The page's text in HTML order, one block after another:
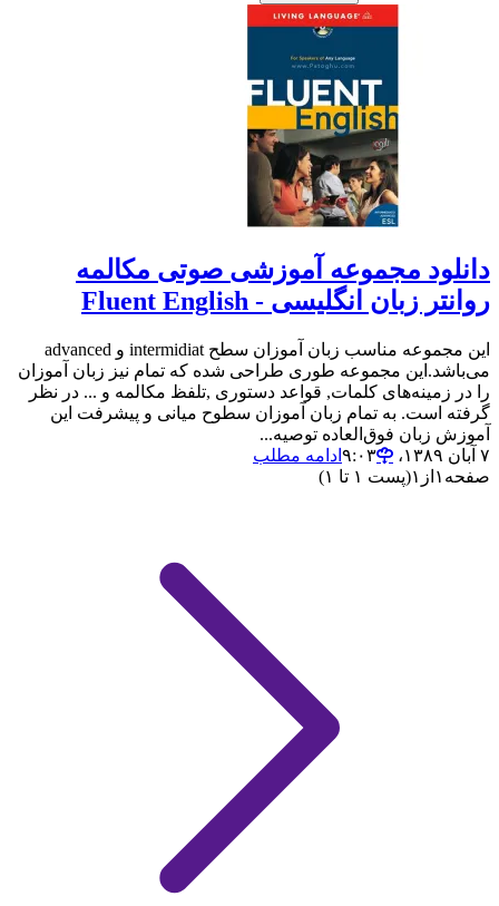
دانلود مجموعه آموزشی صوتی مکالمه
روانتر زبان انگلیسی - Fluent English
این مجموعه مناسب زبان آموزان سطح intermidiat و advanced
می‌باشد.این مجموعه طوری طراحی شده که تمام نیز زبان آموزان
را در زمینه‌های کلمات, قواعد دستوری ,تلفظ مکالمه و ... در نظر
گرفته است. به تمام زبان آموزان سطوح میانی و پیشرفت این
آموزش زبان فوق‌العاده توصیه...
۷ آبان ۱۳۸۹،‏ ۹:۰۳
ادامه مطلب
صفحه ۱ از ۱(پست ۱ تا ۱)